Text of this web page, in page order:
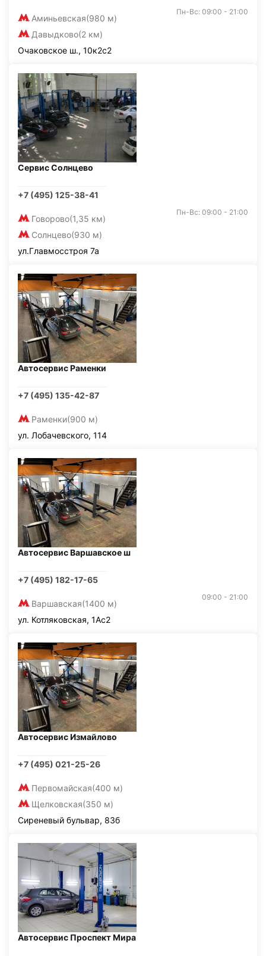
Аминьевская(980 м)
Давыдково(2 км)
Пн-Вс: 09:00 - 21:00
Очаковское ш., 10к2с2
Сервис Солнцево
+7 (495) 125-38-41
Говорово(1,35 км)
Солнцево(930 м)
Пн-Вс: 09:00 - 21:00
ул.Главмосстроя 7а
Автосервис Раменки
+7 (495) 135-42-87
Раменки(900 м)
ул. Лобачевского, 114
Автосервис Варшавское ш
+7 (495) 182-17-65
Варшавская(1400 м)
09:00 - 21:00
ул. Котляковская, 1Ас2
Автосервис Измайлово
+7 (495) 021-25-26
Первомайская(400 м)
Щелковская(350 м)
Сиреневый бульвар, 83б
Автосервис Проспект Мира